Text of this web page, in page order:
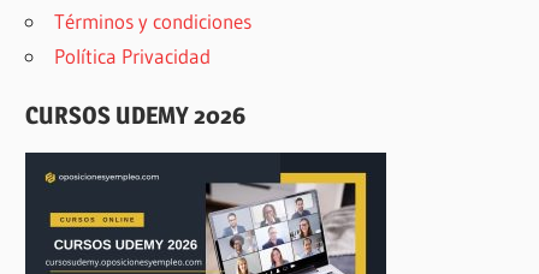
Términos y condiciones
Política Privacidad
CURSOS UDEMY 2026